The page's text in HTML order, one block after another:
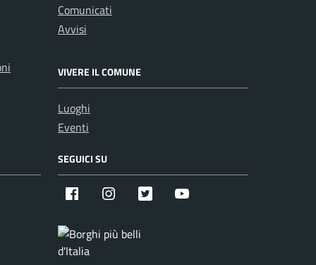
Comunicati
Avvisi
VIVERE IL COMUNE
Luoghi
Eventi
SEGUICI SU
Facebook Instagram